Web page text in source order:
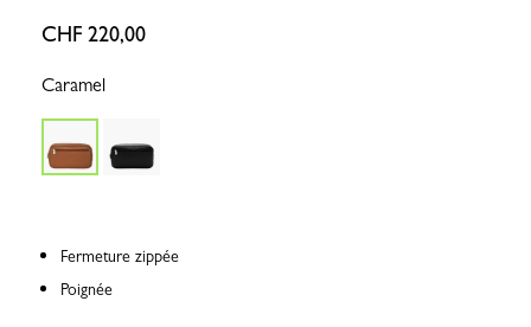
CHF 220,00
Caramel
Fermeture zippée
Poignée